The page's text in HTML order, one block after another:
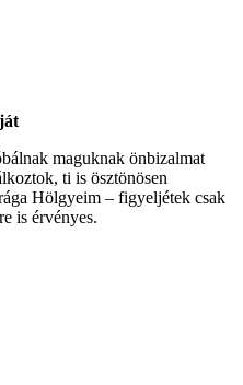
maguknak önbizalmat
ti is ösztönösen
Hölgyeim – figyeljétek csak
is érvényes.